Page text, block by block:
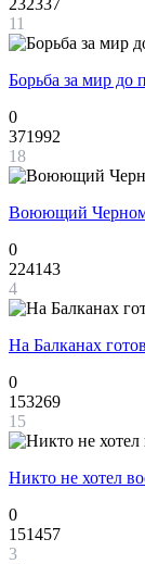
232337
11
Борьба за мир до
0
371992
18
Воюющий
0
224143
4
На Балканах
0
153269
15
Никто не хотел
0
151457
3